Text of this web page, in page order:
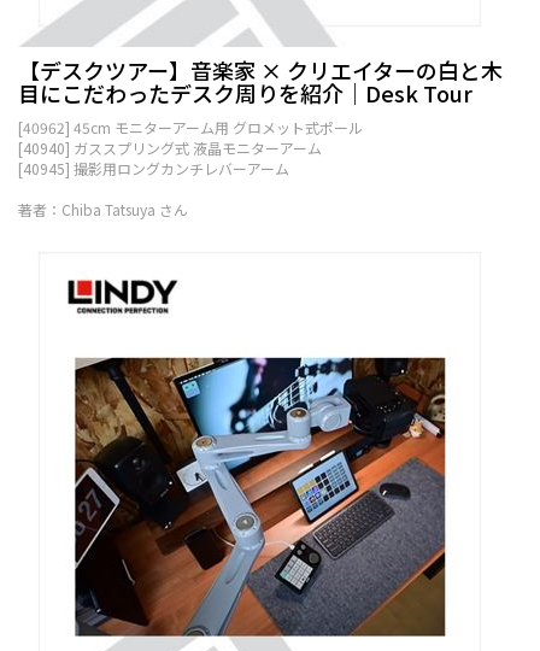
【デスクツアー】音楽家 × クリエイターの白と木
目にこだわったデスク周りを紹介｜Desk Tour
[40962] 45cm モニターアーム用 グロメット式ポール
[40940] ガススプリング式 液晶モニターアーム
[40945] 撮影用ロングカンチレバーアーム
著者：Chiba Tatsuya さん